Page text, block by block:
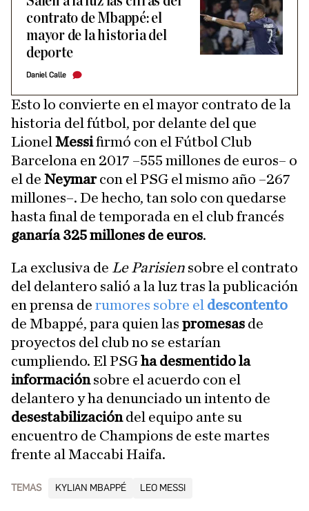
contrato de Mbappé: el
mayor de la historia del
deporte
Daniel Calle
Esto lo convierte en el mayor contrato de la
historia del fútbol, por delante del que
Lionel Messifirmó con el Fútbol Club
Barcelona en 2017 –555 millones de euros– o
el de Neymarcon el PSG el mismo año –267
millones–. De hecho, tan solo con quedarse
hasta final de temporada en el club francés
ganaría 325 millones de euros.
La exclusiva de Le Parisien sobre el contrato
del delantero salió a la luz tras la publicación
en prensa de rumores sobre el descontento
de Mbappé, para quien las promesas de
proyectos del club no se estarían
cumpliendo. El PSGha desmentido la
informaciónsobre el acuerdo con el
delantero y ha denunciado un intento de
desestabilizacióndel equipo ante su
encuentro de Champions de este martes
frente al Maccabi Haifa.
TEMAS KYLIAN MBAPPÉ LEO MESSI